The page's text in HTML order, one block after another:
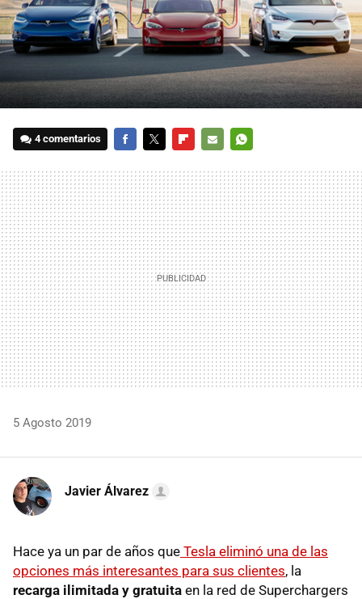
4 comentarios
MAIL
5 Agosto 2019
Javier Álvarez
Hace ya un par de años que Tesla eliminó una de las
opciones más interesantes para sus clientes, la
recarga ilimitada y gratuita en la red de Superchargers